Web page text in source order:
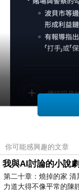
你可能感興趣的文章
我與AI討論的小說
第二十章：燒掉的家 清
力道大得不像平常的